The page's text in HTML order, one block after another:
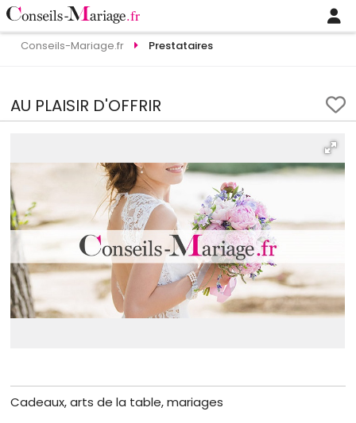
Conseils-Mariage.fr Prestataires
AU PLAISIR D'OFFRIR
Cadeaux, arts de la table, mariages